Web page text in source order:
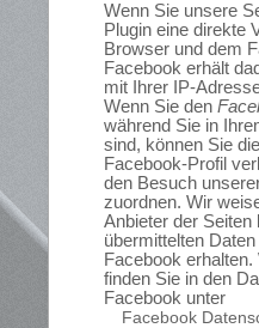
Wenn Sie unsere
Plugin eine direkte
Browser und dem
Facebook erhält
mit Ihrer IP-
Wenn Sie den
während Sie in
sind, können Sie
Facebook-Profil
den Besuch
zuordnen. Wir
Anbieter der
übermittelten
Facebook
finden Sie in den
Facebook unter
Facebook